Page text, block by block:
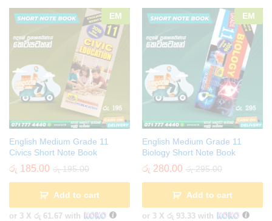
EM
English Medium Grade 11
Civics Short Note Book
රු 185.00 රු195.00
Add to cart
or 3 X රු 61.67 with
EM
English Medium Grade 11
Biology Short Note Book
රු 280.00 රු295.00
Add to cart
or 3 X රු 93.33 with